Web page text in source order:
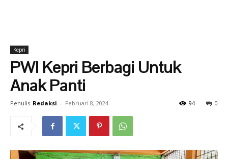
Kepri
PWI Kepri Berbagi Untuk
Anak Panti
Penulis Redaksi - Februari 8, 2024 0
94